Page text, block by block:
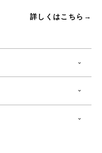
詳しくはこちら→